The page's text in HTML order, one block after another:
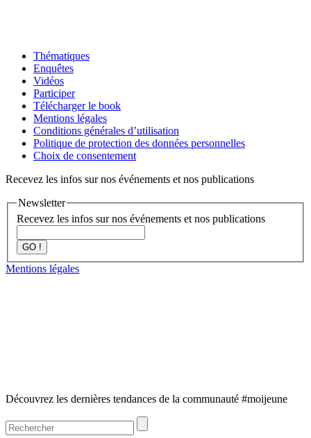
Thématiques
Enquêtes
Vidéos
Participer
Télécharger le book
Mentions légales
Conditions générales d’utilisation
Politique de protection des données personnelles
Choix de consentement
Recevez les infos sur nos événements et nos publications
Newsletter
Recevez les infos sur nos événements et nos publications
GO !
Mentions légales
Découvrez les dernières tendances de la communauté #moijeune